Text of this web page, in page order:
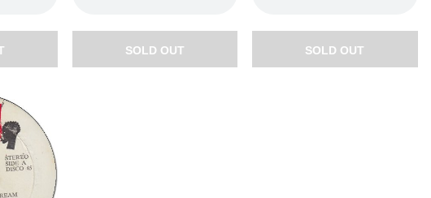
SOLD OUT SOLD OUT